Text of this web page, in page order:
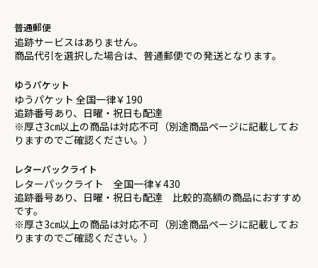
普通郵便
追跡サービスはありません。
商品代引を選択した場合は、普通郵便での発送となります。
ゆうパケット
ゆうパケット 全国一律￥190
追跡番号あり、日曜・祝日も配達
※厚さ3㎝以上の商品は対応不可（別途商品ページに記載してお
りますのでご確認ください。）
レターパックライト
レターパックライト 全国一律￥430
追跡番号あり、日曜・祝日も配達 比較的高額の商品におすすめ
です。
※厚さ3㎝以上の商品は対応不可（別途商品ページに記載してお
りますのでご確認ください。）